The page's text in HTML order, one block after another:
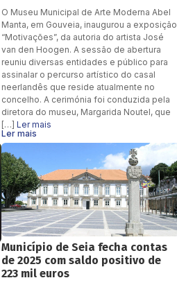
O Museu Municipal de Arte Moderna Abel
Manta, em Gouveia, inaugurou a exposição
“Motivações”, da autoria do artista José
van den Hoogen. A sessão de abertura
reuniu diversas entidades e público para
assinalar o percurso artístico do casal
neerlandês que reside atualmente no
concelho. A cerimónia foi conduzida pela
diretora do museu, Margarida Noutel, que
[…]Ler mais
Ler mais
Município de Seia fecha contas
de 2025 com saldo positivo de
223 mil euros